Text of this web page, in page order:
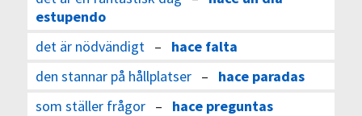
estupendo
det är nödvändigt – hace falta
den stannar på hållplatser– hace paradas
som ställer frågor– hace preguntas